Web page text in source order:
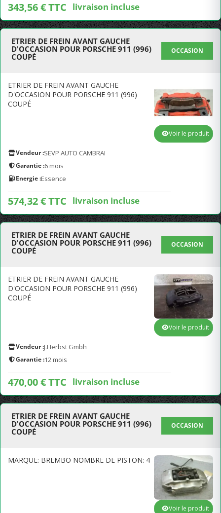
343,56 € TTC livraison incluse
ETRIER DE FREIN AVANT GAUCHE
D'OCCASION POUR PORSCHE 911 (996)
COUPÉ
OCCASION
ETRIER DE FREIN AVANT GAUCHE
D'OCCASION POUR PORSCHE 911 (996)
COUPÉ
Vendeur :SEVP AUTO CAMBRAI
Garantie :6 mois
Energie :Essence
574,32 € TTC livraison incluse
Voir le produit
ETRIER DE FREIN AVANT GAUCHE
D'OCCASION POUR PORSCHE 911 (996)
COUPÉ
OCCASION
ETRIER DE FREIN AVANT GAUCHE
D'OCCASION POUR PORSCHE 911 (996)
COUPÉ
Vendeur :J.Herbst Gmbh
Garantie :12 mois
470,00 € TTC livraison incluse
Voir le produit
ETRIER DE FREIN AVANT GAUCHE
D'OCCASION POUR PORSCHE 911 (996)
COUPÉ
OCCASION
MARQUE: BREMBO NOMBRE DE PISTON: 4
Voir le produit